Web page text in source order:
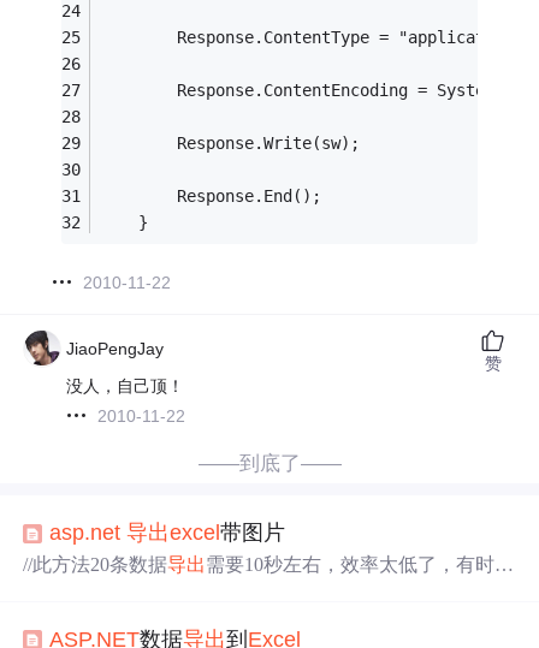
Response.ContentType = "application/
Response.ContentEncoding =
        Response.Write(sw);
        Response.End();
    }
2010-11-22
JiaoPengJay
没人，自己顶！
2010-11-22
赞
——到底了——
asp.net 导出excel带图片
//此方法20条数据导出需要10秒左右，效率太低了，有时间
ASP.NET数据导出到 Excel